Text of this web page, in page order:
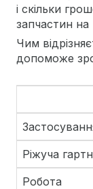
і скільки
запчастин
Чим
допоможе
Ріжуча
Робота